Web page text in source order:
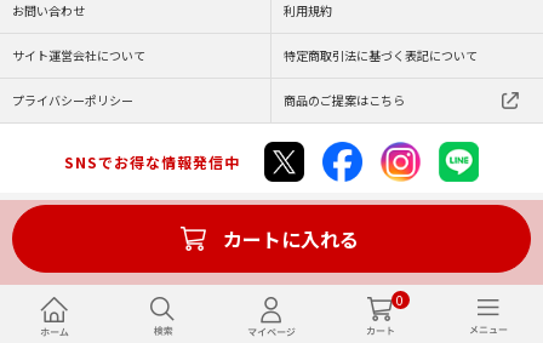
0
カートに入れる
お問い合わせ 利用規約
サイト運営会社について 特定商取引法に基づく表記について
プライバシーポリシー 商品のご提案はこちら
SNSでお得な情報発信中